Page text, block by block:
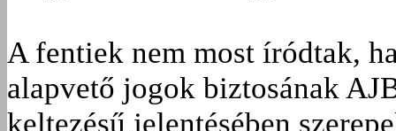
A fentiek nem most íródtak,
alapvető jogok biztosának
keltezésű jelentésében